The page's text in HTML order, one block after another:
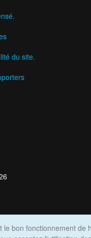
du site.
le bon fonctionnement de